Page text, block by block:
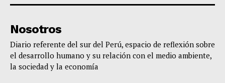
Nosotros
Diario referente del sur del Perú, espacio de reflexión sobre
el desarrollo humano y su relación con el medio ambiente,
la sociedad y la economía